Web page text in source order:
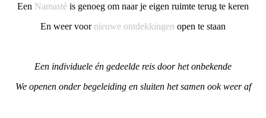
Een Namasté is genoeg om naar je eigen ruimte terug te keren
En weer voor nieuwe ontdekkingen open te staan
Een individuele én gedeelde reis door het onbekende
We openen onder begeleiding en sluiten het samen ook weer af